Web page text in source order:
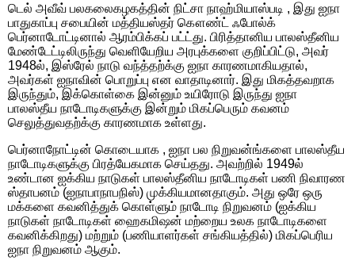
டெல் அவீவ் பலகலைகழகத்தின் நிட்சா நாஹ்மியாஸ்படி , இது ஐநா
பாதுகாப்பு சபையின் மத்தியஸ்தர் கௌண்ட் ஃபோல்க்
பெர்னாடோட்டினால் ஆரம்பிக்கப் பட்ட்து. பிரித்தானிய பாலஸ்தீனிய
மேண்டேட்டிலிருந்து வெளியேறிய அரபுக்களை குறிப்பிட்டு, அவர்
1948ல், இஸ்ரேல் நாடு வந்த்தற்க்கு ஐநா காரணமாகியதால்,
அவர்கள் ஐநாவின் பொறுப்பு என வாதாடினார். இது மிகத்தவறாக
இருந்தும், இக்கொள்கை இன்னும் உயிரோடு இருந்து ஐநா
பாலஸ்தீய நாடோடிகளுக்கு இன்றும் மிகப்பெரும் கவனம்
செலுத்துவதற்க்கு காரணமாக உள்ளது.
பெர்னாநோட்டின் கொடையாக , ஐநா பல நிறுவன்ங்களை பாலஸ்தீய
நாடோடிகளுக்கு பிரத்யேகமாக செய்தது. அவற்றில் 1949ல்
உண்டான ஐக்கிய நாடுகள் பாலஸ்தீனிய நாடோடிகள் பணி நிவாரண
ஸ்தாபனம் (ஐநாபாநாபநிஸ்) முக்கியமானதாகும். அது ஒரே ஒரு
மக்களை கவனித்துக் கொள்ளும் நாடோடி நிறுவனம் (ஐக்கிய
நாடுகள் நாடோடிகள் ஹைகமிஷன் மற்றைய உலக நாடோடிகளை
கவனிக்கிறது) மற்றும் (பணியாளர்கள் சங்கியத்தில்) மிகப்பெரிய
ஐநா நிறுவனம் ஆகும்.